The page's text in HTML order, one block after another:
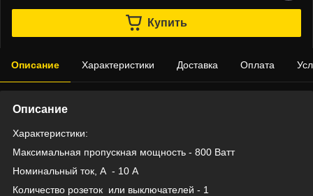
Купить
Описание Характеристики Доставка Оплата
Описание
Характеристики:
Максимальная пропускная мощность - 800 Ватт
Номинальный ток, А - 10 А
Количество розеток или выключателей - 1